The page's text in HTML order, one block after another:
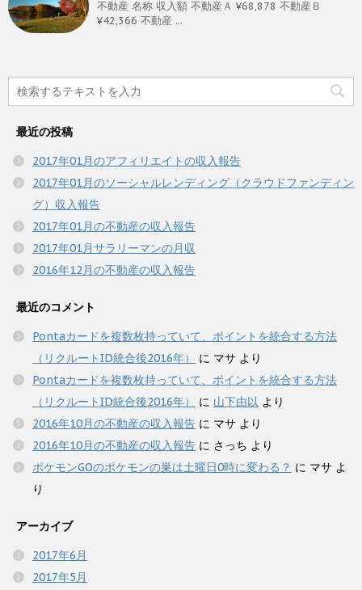
不動産 名称 収入額 不動産Ａ ¥68,878 不動産Ｂ
¥42,366 不動産 ...
最近の投稿
2017年01月のアフィリエイトの収入報告
2017年01月のソーシャルレンディング（クラウドファンディン
グ）収入報告
2017年01月の不動産の収入報告
2017年01月サラリーマンの月収
2016年12月の不動産の収入報告
最近のコメント
Pontaカードを複数枚持っていて、ポイントを統合する方法
（リクルートID統合後2016年）
に マサ より
Pontaカードを複数枚持っていて、ポイントを統合する方法
（リクルートID統合後2016年）
に 山下由以 より
2016年10月の不動産の収入報告 に マサ より
2016年10月の不動産の収入報告 に さっち より
ポケモンGOのポケモンの巣は土曜日0時に変わる？ に マサ よ
り
アーカイブ
2017年6月
2017年5月